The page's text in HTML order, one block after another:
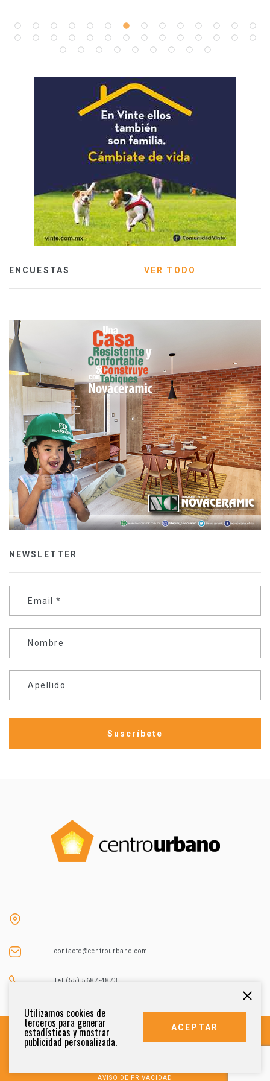
ENCUESTAS VER TODO
NEWSLETTER
Email *
Nombre
Apellido
contacto@centrourbano.com
Tel (55) 5687-4873
AVISO DE PRIVACIDAD
Utilizamos cookies de
terceros para generar
estadísticas y mostrar
publicidad personalizada.
ACEPTAR